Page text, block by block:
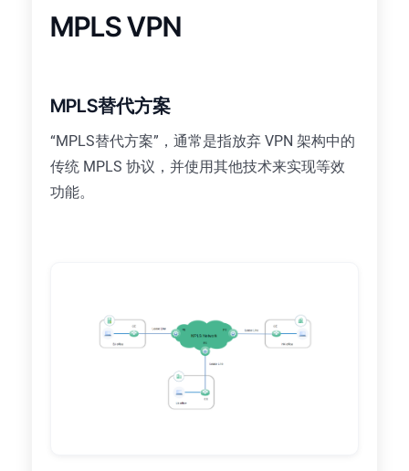
MPLS VPN
MPLS替代方案
“MPLS替代方案”，通常是指放弃 VPN 架构中的
传统 MPLS 协议，并使用其他技术来实现等效
功能。